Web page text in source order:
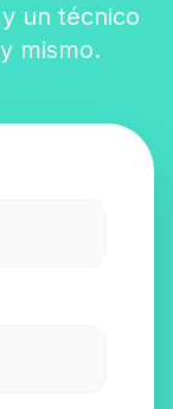
un técnico
mismo.